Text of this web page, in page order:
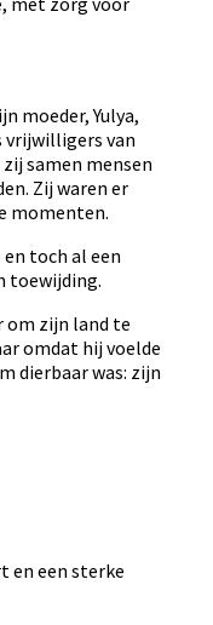
moeder, Yulya,
vrijwilligers van
samen mensen
Zij waren er
momenten.
toch al een
toewijding.
om zijn land te
omdat hij voelde
dierbaar was: zijn
en een sterke